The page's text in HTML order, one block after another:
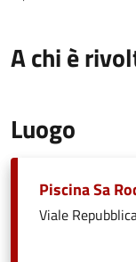
A chi è
Luogo
Piscina Sa
Viale